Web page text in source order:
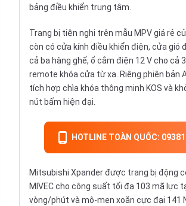
bảng điều khiển trung tâm.
Trang bị tiện nghi trên mẫu MPV giá rẻ
còn có cửa kính điều khiển điện, cửa gió
cả ba hàng ghế, ổ cắm điện 12 V cho cả
remote khóa cửa từ xa. Riêng phiên bản
tích hợp chìa khóa thông minh KOS và
nút bấm hiện đại.
HOTLINE TOÀN QUỐC:
Mitsubishi Xpander được trang bị động
MIVEC cho công suất tối đa 103 mã lực
vòng/phút và mô-men xoắn cực đại 141